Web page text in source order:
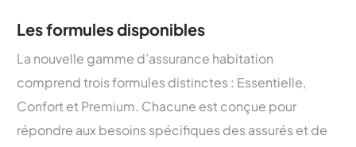
Les formules disponibles
La nouvelle gamme d’assurance habitation
comprend trois formules distinctes : Essentielle,
Confort et Premium. Chacune est conçue pour
répondre aux besoins spécifiques des assurés et de